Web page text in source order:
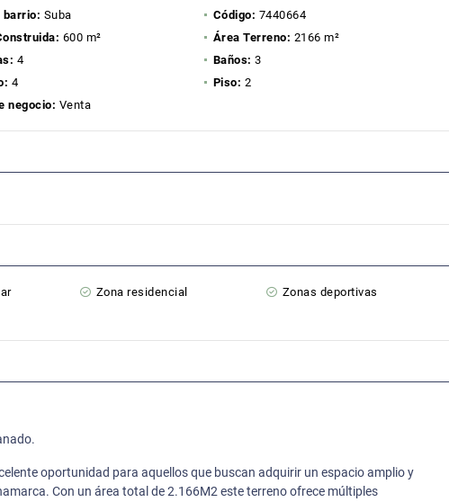
barrio: Suba Código: 7440664
600 m² Área Terreno: 2166 m²
4 Baños: 3
4 Piso: 2
negocio: Venta
Zona residencial
Zonas deportivas
oportunidad para aquellos que buscan adquirir un espacio amplio y
Con un área total de 2.166M2 este terreno ofrece múltiples